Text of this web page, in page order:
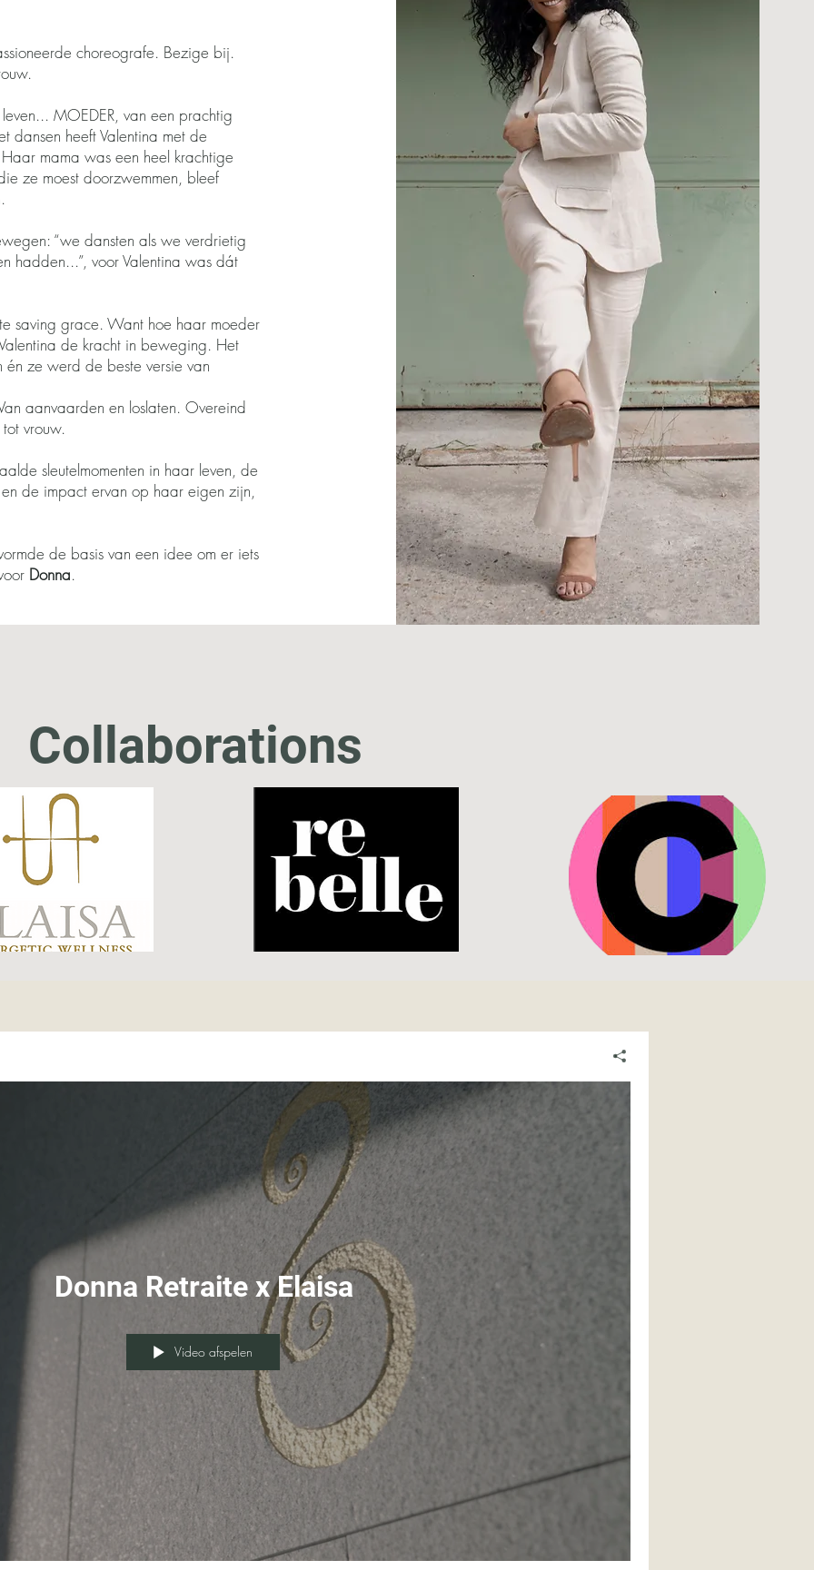
choreografe. Bezige bij.
MOEDER, van een prachtig
dansen heeft Valentina met de
mama was een heel krachtige
ze moest doorzwemmen, bleef
“we dansten als we verdrietig
hadden...”, voor Valentina was dát
saving grace. Want hoe haar moeder
de kracht in beweging. Het
ze werd de beste versie van
aanvaarden en loslaten. Overeind
vrouw.
sleutelmomenten in haar leven, de
de impact ervan op haar eigen zijn,
de basis van een idee om er iets
Donna.
Collaborations
Donna Retraite x Elaisa
Video afspelen